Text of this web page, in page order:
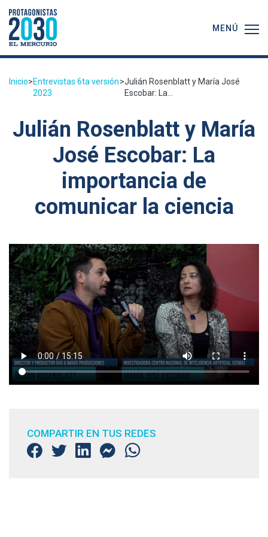
MENÚ
Inicio>Entrevistas 6ta versión
2023
>Julián Rosenblatt y María José
Escobar: La...
Julián Rosenblatt y María
José Escobar: La
importancia de
comunicar la ciencia
COMPARTIR EN TUS REDES